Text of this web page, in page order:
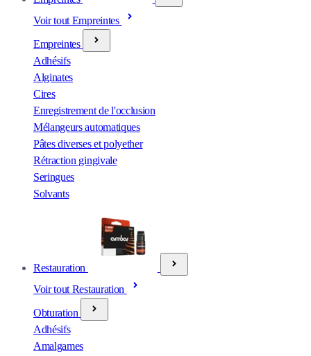
Voir tout Empreintes
Empreintes
Adhésifs
Alginates
Cires
Enregistrement de l'occlusion
Mélangeurs automatiques
Pâtes diverses et polyether
Rétraction gingivale
Seringues
Solvants
Restauration
Voir tout Restauration
Obturation
Adhésifs
Amalgames